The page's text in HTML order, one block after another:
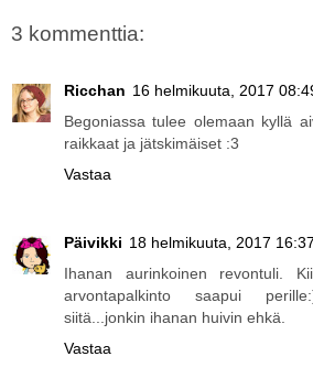
3 kommenttia:
Ricchan 16 helmikuuta, 2017
Begoniassa tulee olemaan kyllä
raikkaat ja jätskimäiset :3
Vastaa
Päivikki 18 helmikuuta, 2017 16:37
Ihanan aurinkoinen revontuli.
arvontapalkinto saapui
siitä...jonkin ihanan huivin ehkä.
Vastaa